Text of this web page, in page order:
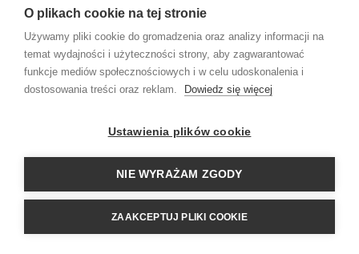
miejscem zawarcia i realizacji
sprzedażyjestSklep.
Umowa sprzedaży Towarówzawierana jest
w języku polskim, o treści zgodnej
§7
Wydanie Towaru
O plikach cookie na tej stronie
Używamy pliki cookie do gromadzenia oraz analizy informacji na
temat wydajności i użyteczności strony, aby zagwarantować
funkcje mediów społecznościowych i w celu udoskonalenia i
dostosowania treści oraz reklam.
Dowiedz się więcej
Ustawienia plików cookie
NIE WYRAŻAM ZGODY
ZAAKCEPTUJ PLIKI COOKIE